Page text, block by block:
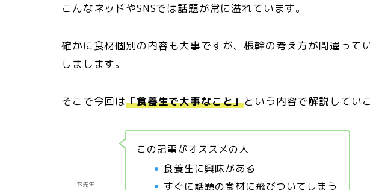
こんなネッドやSNSでは話題が常に溢れています。
確かに食材個別の内容も大事ですが、根幹の考え方が間違って
しまします。
そこで今回は「食養生で大事なこと」という内容で解説してい
玄先生
この記事がオススメの人
食養生に興味がある
すぐに話題の食材に飛びついてしまう